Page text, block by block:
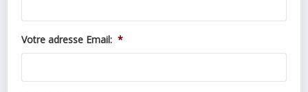
Votre adresse Email: *